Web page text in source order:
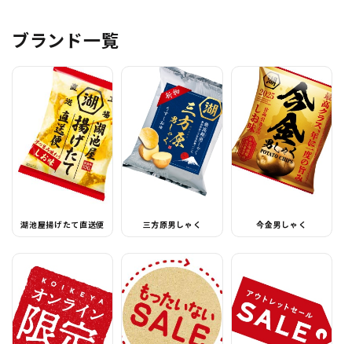
ブランド一覧
湖池屋揚げたて直送便 三方原男しゃく 今金男しゃく